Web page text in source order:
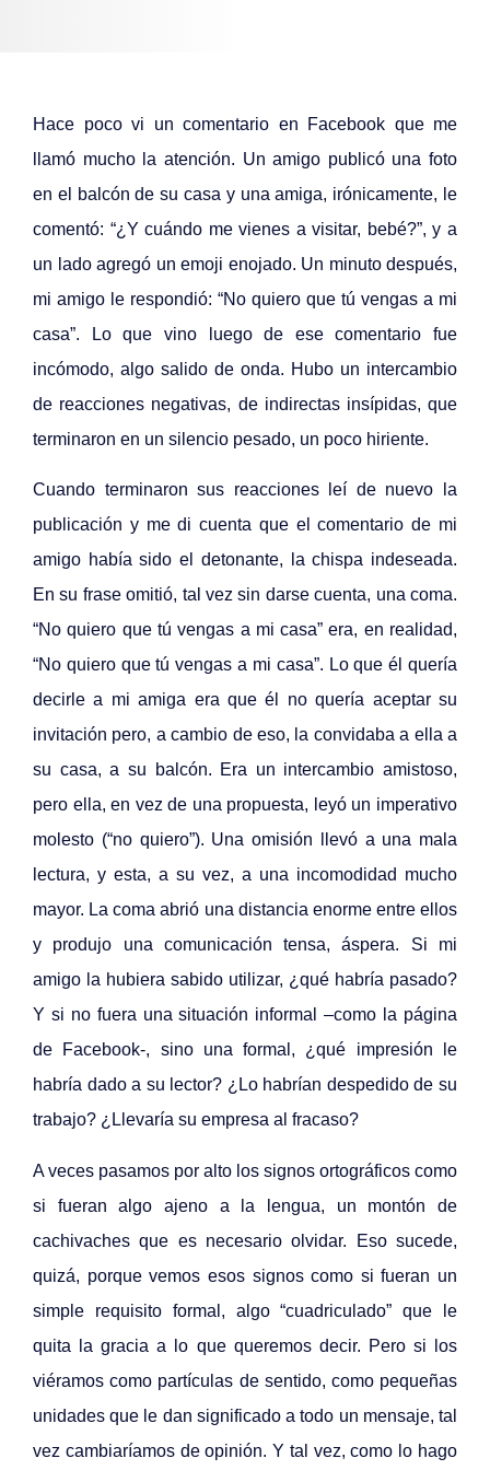
Hace poco vi un comentario en Facebook que me
llamó mucho la atención. Un amigo publicó una foto
en el balcón de su casa y una amiga, irónicamente, le
comentó: “¿Y cuándo me vienes a visitar, bebé?”, y a
un lado agregó un emoji enojado. Un minuto después,
mi amigo le respondió: “No quiero que tú vengas a mi
casa”. Lo que vino luego de ese comentario fue
incómodo, algo salido de onda. Hubo un intercambio
de reacciones negativas, de indirectas insípidas, que
terminaron en un silencio pesado, un poco hiriente.
Cuando terminaron sus reacciones leí de nuevo la
publicación y me di cuenta que el comentario de mi
amigo había sido el detonante, la chispa indeseada.
En su frase omitió, tal vez sin darse cuenta, una coma.
“No quiero que tú vengas a mi casa” era, en realidad,
“No quiero que tú vengas a mi casa”. Lo que él quería
decirle a mi amiga era que él no quería aceptar su
invitación pero, a cambio de eso, la convidaba a ella a
su casa, a su balcón. Era un intercambio amistoso,
pero ella, en vez de una propuesta, leyó un imperativo
molesto (“no quiero”). Una omisión llevó a una mala
lectura, y esta, a su vez, a una incomodidad mucho
mayor. La coma abrió una distancia enorme entre ellos
y produjo una comunicación tensa, áspera. Si mi
amigo la hubiera sabido utilizar, ¿qué habría pasado?
Y si no fuera una situación informal –como la página
de Facebook-, sino una formal, ¿qué impresión le
habría dado a su lector? ¿Lo habrían despedido de su
trabajo? ¿Llevaría su empresa al fracaso?
A veces pasamos por alto los signos ortográficos como
si fueran algo ajeno a la lengua, un montón de
cachivaches que es necesario olvidar. Eso sucede,
quizá, porque vemos esos signos como si fueran un
simple requisito formal, algo “cuadriculado” que le
quita la gracia a lo que queremos decir. Pero si los
viéramos como partículas de sentido, como pequeñas
unidades que le dan significado a todo un mensaje, tal
vez cambiaríamos de opinión. Y tal vez, como lo hago